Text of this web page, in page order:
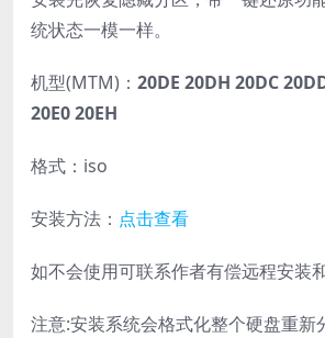
统状态一模一样。
机型(MTM)： 20DE 20DH 20DC
20E0 20EH
格式：iso
安装方法： 点击查看
如不会使用可联系作者有偿远程安装
注意:安装系统会格式化整个硬盘重新